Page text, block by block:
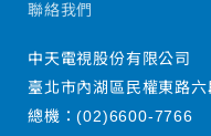
聯絡我們
中天電視股份有限公司
臺北市內湖區民權東路
總機：(02)6600-7766